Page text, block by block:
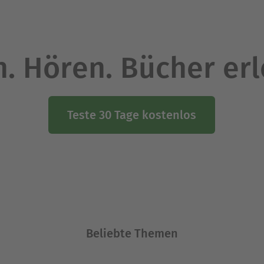
Hören. Bücher
Teste 30 Tage kostenlos
Beliebte Themen